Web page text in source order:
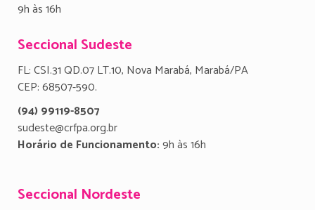
9h às 16h
Seccional Sudeste
FL: CSI.31 QD.07 LT.10, Nova Marabá, Marabá/PA
CEP: 68507-590.
(94) 99119-8507
sudeste@crfpa.org.br
Horário de Funcionamento:9h às 16h
Seccional Nordeste